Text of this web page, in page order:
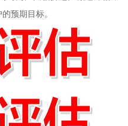
预期目标。